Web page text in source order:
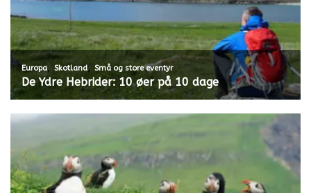
Europa, Skotland, Små og store eventyr
De Ydre Hebrider: 10 øer på 10 dage